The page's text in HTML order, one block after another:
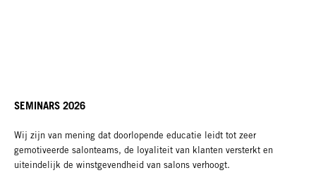
SEMINARS 2026
Wij zijn van mening dat doorlopende educatie leidt tot zeer
gemotiveerde salonteams, de loyaliteit van klanten versterkt en
uiteindelijk de winstgevendheid van salons verhoogt.